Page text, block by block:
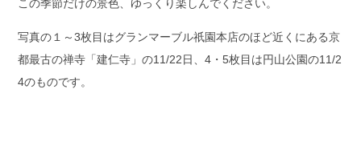
この季節だけの景色、ゆっくり楽しんでください。
写真の１～3枚目はグランマーブル祇園本店のほど近くにある京
都最古の禅寺「建仁寺」の11/22日、4・5枚目は円山公園の11/2
4のものです。